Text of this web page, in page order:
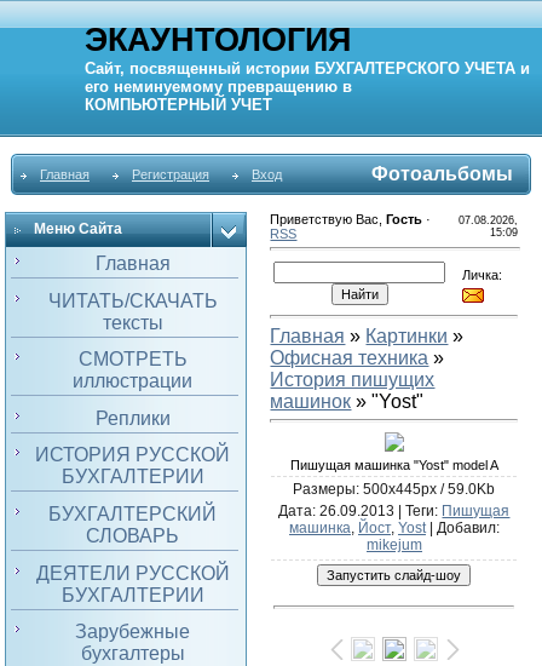
ЭКАУНТОЛОГИЯ
Сайт, посвященный истории БУХГАЛТЕРСКОГО УЧЕТА и
его неминуемому превращению в
КОМПЬЮТЕРНЫЙ УЧЕТ
Главная Регистрация Вход Фотоальбомы
Меню Сайта
Главная
ЧИТАТЬ/СКАЧАТЬ
тексты
СМОТРЕТЬ
иллюстрации
Реплики
ИСТОРИЯ РУССКОЙ
БУХГАЛТЕРИИ
БУХГАЛТЕРСКИЙ
СЛОВАРЬ
ДЕЯТЕЛИ РУССКОЙ
БУХГАЛТЕРИИ
Зарубежные
бухгалтеры
Приветствую Вас ,Гость ·
RSS
07.08.2026,
15:09
Личка:
Главная » Картинки »
Офисная техника »
История пишущих
машинок » "Yost"
Пишущая машинка "Yost" model A
Размеры: 500x445px / 59.0Kb
Дата: 26.09.2013 |Теги: Пишущая
машинка, Йост, Yost| Добавил:
mikejum